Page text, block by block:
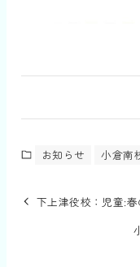
お知らせ 小倉南
下上津役校：児童: